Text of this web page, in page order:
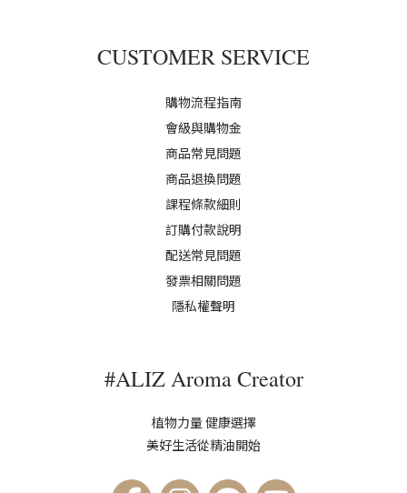
CUSTOMER SERVICE
購物流程指南
會級與購物金
商品常見問題
商品退換問題
課程條款細則
訂購付款說明
配送常見問題
發票相關問題
隱私權聲明
#ALIZ Aroma Creator
植物力量 健康選擇
美好生活從精油開始